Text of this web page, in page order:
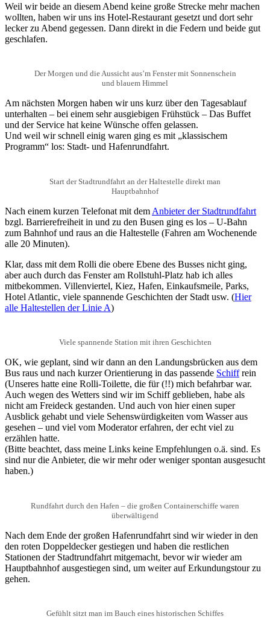
Weil wir beide an diesem Abend keine große Strecke mehr machen
wollten, haben wir uns ins Hotel-Restaurant gesetzt und dort sehr
lecker zu Abend gegessen. Dann direkt in die Federn und beide gut
geschlafen.
Der Morgen und die Aussicht aus’m Fenster mit Sonnenschein
und blauem Himmel
Am nächsten Morgen haben wir uns kurz über den Tagesablauf
unterhalten – bei einem sehr ausgiebigen Frühstück – Das Buffet
und der Service hat keine Wünsche offen gelassen.
Und weil wir schnell einig waren ging es mit „klassischem
Programm“ los: Stadt- und Hafenrundfahrt.
Start der Stadtrundfahrt an der Haltestelle direkt man
Hauptbahnhof
Nach einem kurzen Telefonat mit dem Anbieter der Stadtrundfahrt
bzgl. Barrierefreiheit in und zu den Busen ging es los – U-Bahn
zum Bahnhof und raus an die Haltestelle (Fahren am Wochenende
alle 20 Minuten).
Klar, dass mit dem Rolli die obere Ebene des Busses nicht ging,
aber auch durch das Fenster am Rollstuhl-Platz hab ich alles
mitbekommen. Villenviertel, Kiez, Hafen, Einkaufsmeile, Parks,
Hotel Atlantic, viele spannende Geschichten der Stadt usw. (Hier
alle Haltestellen der Linie A)
Viele spannende Station mit ihren Geschichten
OK, wie geplant, sind wir dann an den Landungsbrücken aus dem
Bus raus und nach kurzer Orientierung in das passende Schiffrein
(Unseres hatte eine Rolli-Toilette, die für (!!) mich befahrbar war.
Auch wegen des Wetters sind wir im Schiff geblieben, habe als
nicht am Freideck gestanden. Und auch von hier einen super
Ausblick gehabt und viele Sehenswürdigkeiten vom Wasser aus
gesehen – und viel vom Moderator erfahren, der echt viel zu
erzählen hatte.
(Bitte beachtet, dass meine Links keine Empfehlungen o.ä. sind. Es
sind nur die Anbieter, die wir mehr oder weniger spontan ausgesucht
haben.)
Rundfahrt durch den Hafen – die großen Containerschiffe waren
überwältigend
Nach dem Ende der großen Hafenrundfahrt sind wir wieder in den
den roten Doppeldecker gestiegen und haben die restlichen
Stationen der Stadtrundfahrt mitgemacht, bevor wir wieder am
Hauptbahnhof ausgestiegen sind, um weiter auf Erkundungstour zu
gehen.
Gefühlt sitzt man im Bauch eines historischen Schiffes